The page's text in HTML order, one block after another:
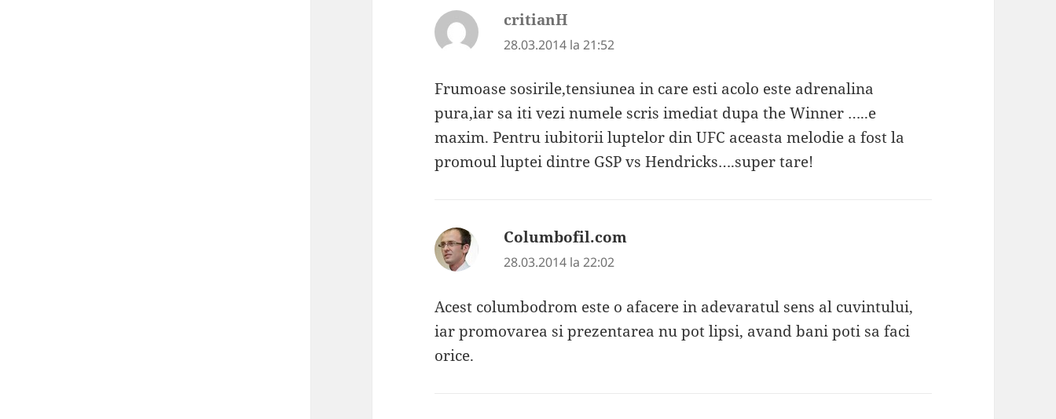
critianH
28.03.2014 la 21:52
Frumoase sosirile,tensiunea in care esti acolo este adrenalina
pura,iar sa iti vezi numele scris imediat dupa the Winner …..e
maxim. Pentru iubitorii luptelor din UFC aceasta melodie a fost la
promoul luptei dintre GSP vs Hendricks….super tare!
Columbofil.com
28.03.2014 la 22:02
Acest columbodrom este o afacere in adevaratul sens al cuvintului,
iar promovarea si prezentarea nu pot lipsi, avand bani poti sa faci
orice.